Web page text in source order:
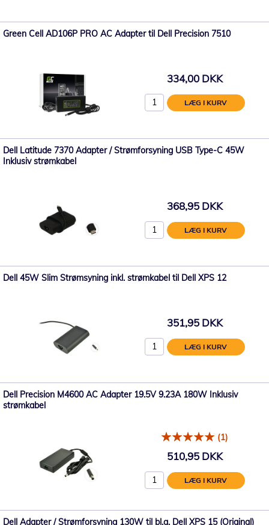
Green Cell AD106P PRO AC Adapter til Dell Precision 7510
334,00 DKK
LÆG I KURV
Dell Latitude 7370 Adapter / Strømforsyning USB Type-C 45W
Inklusiv strømkabel
368,95 DKK
LÆG I KURV
Dell 45W Slim Strømsyning inkl. strømkabel til Dell XPS 12
351,95 DKK
LÆG I KURV
Dell Precision M4600 AC Adapter 19.5V 9.23A 180W Inklusiv
strømkabel
(1)
510,95 DKK
LÆG I KURV
Dell Adapter / Strømforsyning 130W til bl.a. Dell XPS 15 (Original)